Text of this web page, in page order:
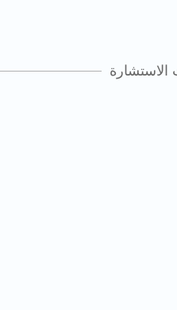
الاستشارة